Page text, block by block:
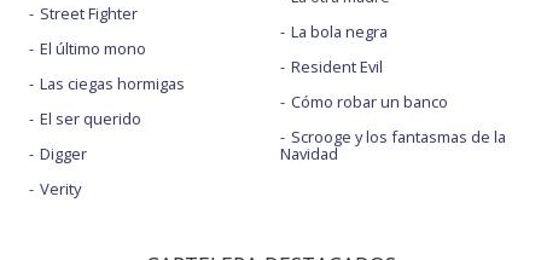
Street Fighter
El último mono
Las ciegas hormigas
El ser querido
Digger
Verity
La bola negra
Resident Evil
Cómo robar un banco
Scrooge y los fantasmas de la
Navidad